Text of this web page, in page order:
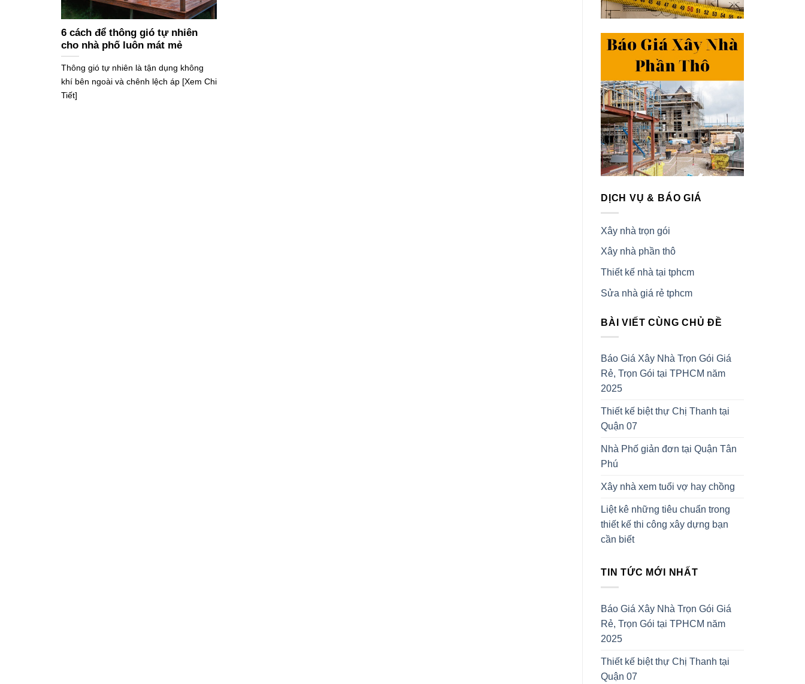
6 cách để thông gió tự nhiên
cho nhà phố luôn mát mẻ
Thông gió tự nhiên là tận dụng không
khí bên ngoài và chênh lệch áp [Xem Chi
Tiết]
DỊCH VỤ & BÁO GIÁ
Xây nhà trọn gói
Xây nhà phần thô
Thiết kế nhà tại tphcm
Sửa nhà giá rẻ tphcm
BÀI VIẾT CÙNG CHỦ ĐỀ
Báo Giá Xây Nhà Trọn Gói Giá
Rẻ, Trọn Gói tại TPHCM năm
2025
Thiết kế biệt thự Chị Thanh tại
Quận 07
Nhà Phố giản đơn tại Quận Tân
Phú
Xây nhà xem tuổi vợ hay chồng
Liệt kê những tiêu chuẩn trong
thiết kế thi công xây dựng bạn
cần biết
TIN TỨC MỚI NHẤT
Báo Giá Xây Nhà Trọn Gói Giá
Rẻ, Trọn Gói tại TPHCM năm
2025
Thiết kế biệt thự Chị Thanh tại
Quận 07